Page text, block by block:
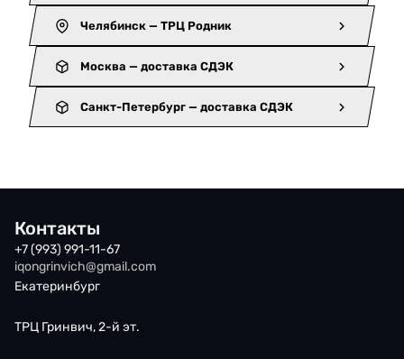
Челябинск — ТРЦ Родник
Москва — доставка СДЭК
Санкт-Петербург — доставка СДЭК
Контакты
+7 (993) 991-11-67
iqongrinvich@gmail.com
Екатеринбург
ТРЦ Гринвич, 2-й эт.